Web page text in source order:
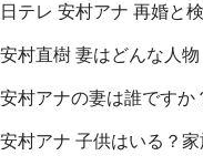
日テレ 安村アナ 再婚と
安村直樹 妻はどんな人
安村アナの妻は誰ですか
安村アナ 子供はいる？